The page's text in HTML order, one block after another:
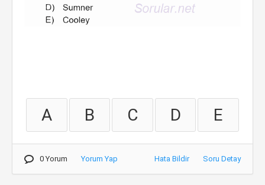
A B C D E
0 Yorum Yorum Yap Hata Bildir Soru Detay